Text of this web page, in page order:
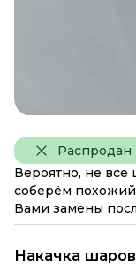
Распродан
Вероятно, не все
соберём
Вами замены
Накачка шаров